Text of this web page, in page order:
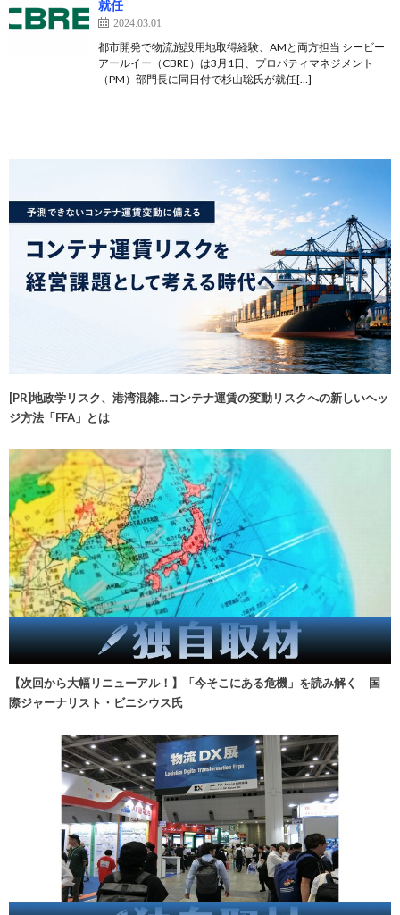
就任
2024.03.01
都市開発で物流施設用地取得経験、AMと両方担当 シービー
アールイー（CBRE）は3月1日、プロパティマネジメント
（PM）部門長に同日付で杉山聡氏が就任[…]
[PR]地政学リスク、港湾混雑…コンテナ運賃の変動リスクへの新しいヘッ
ジ方法「FFA」とは
【次回から大幅リニューアル！】「今そこにある危機」を読み解く 国
際ジャーナリスト・ビニシウス氏